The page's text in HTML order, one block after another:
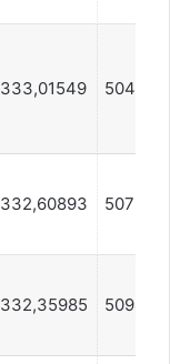
333,01549 504991
332,60893 507978
332,35985 509471